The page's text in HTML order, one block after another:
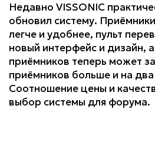
Недавно VISSONIC
обновил систему.
легче и удобнее, пульт
новый интерфейс и дизайн,
приёмников теперь может
приёмников больше и на
Соотношение цены и
выбор системы для форума.